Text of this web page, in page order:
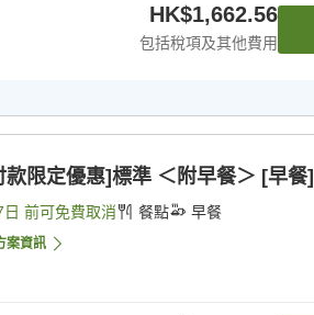
HK$1,662.56
包括稅項及其他費用
款限定優惠]標準 ＜附早餐＞ [早餐]
前可免費取消 餐點 早餐
案資訊